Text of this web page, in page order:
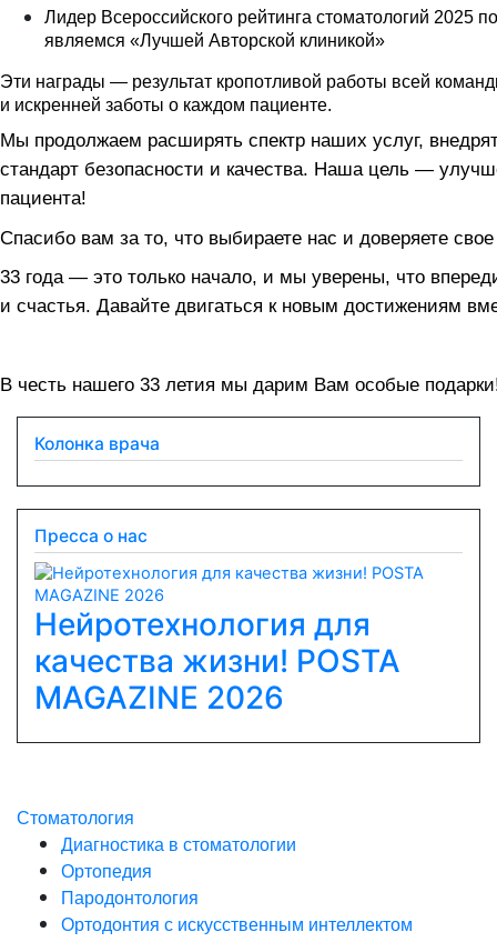
Лидер Всероссийского рейтинга стоматологий
являемся «Лучшей Авторской клиникой»
Эти награды — результат кропотливой работы всей
и искренней заботы о каждом пациенте.
Мы продолжаем расширять спектр наших услуг,
стандарт безопасности и качества. Наша цель —
пациента!
Спасибо вам за то, что выбираете нас и доверяете
33 года — это только начало, и мы уверены, что
и счастья. Давайте двигаться к новым достижениям
В честь нашего 33 летия мы дарим Вам особые
Колонка врача
Пресса о нас
Нейротехнология для
качества жизни! POSTA
MAGAZINE 2026
Previous
Стоматология
Диагностика в стоматологии
Ортопедия
Пародонтология
Ортодонтия с искусственным интеллектом